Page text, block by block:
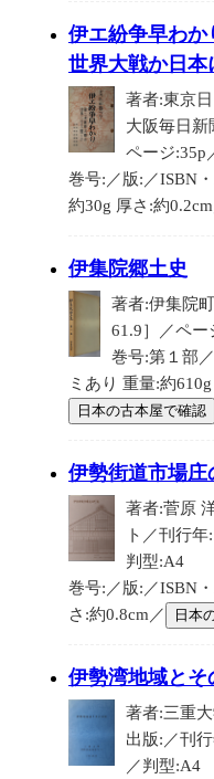
伊エ紛争早わか
世界大戦か日
著者:東京
大阪毎日新
ページ:35p
巻号:／版:／ISBN
約30g 厚さ:約
伊集院郷土史
著者:伊集院
61.9］／ペー
巻号:第１部
ミあり 重量:約
日本の古本屋で確認
伊勢街道市場庄
著者:菅原
ト／刊行
判型:A4
巻号:／版:／ISBN
さ:約0.8cm／
日本
伊勢湾地域とそ
著者:三重
出版:／刊
／判型:A4